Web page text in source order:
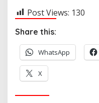
Post Views: 130
Share this:
WhatsApp
X